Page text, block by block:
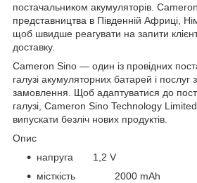
постачальником акумуляторів.
представництва в Південній Африці,
щоб швидше реагувати на запити
доставку.
Cameron Sino — один із провідних
галузі акумуляторних батарей і послуг
замовлення. Щоб адаптуватися до
галузі, Cameron Sino Technology Limited
випускати безліч нових продуктів.
Опис
напруга 1,2 V
місткість 2000 mAh